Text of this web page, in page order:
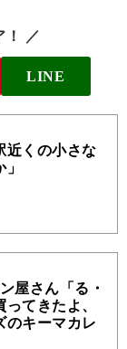
！ ／
LINE
近くの小さな
屋さん「る・
てきたよ、
のキーマカレ